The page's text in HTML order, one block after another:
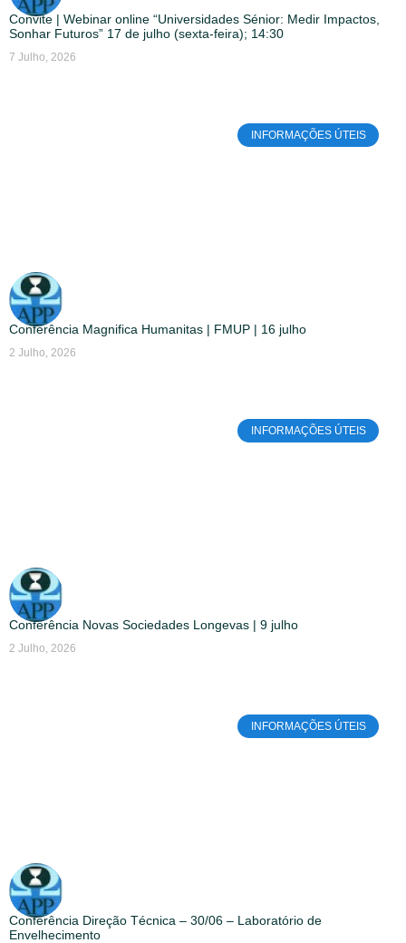
Convite | Webinar online “Universidades Sénior: Medir Impactos,
Sonhar Futuros” 17 de julho (sexta-feira); 14:30
7 Julho, 2026
INFORMAÇÕES ÚTEIS
Conferência Magnifica Humanitas | FMUP | 16 julho
2 Julho, 2026
INFORMAÇÕES ÚTEIS
Conferência Novas Sociedades Longevas | 9 julho
2 Julho, 2026
INFORMAÇÕES ÚTEIS
Conferência Direção Técnica – 30/06 – Laboratório de
Envelhecimento